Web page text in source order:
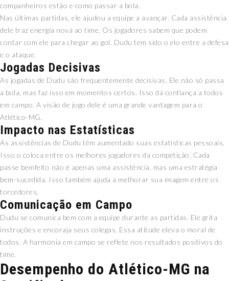
companheiros estão e como passar a bola.
Nas últimas partidas, ele ajudou a equipe a avançar. Cada assistência
dele traz energia nova ao time. Os jogadores sabem que podem
contar com ele para chegar ao gol. Dudu tem sido o elo entre a defesa
e o ataque.
Jogadas Decisivas
As jogadas de Dudu são frequentemente decisivas. Ele não só passa
a bola, mas faz isso em momentos certos. Isso dá confiança a todos
em campo. A visão de jogo dele é uma grande vantagem para o
Atlético-MG.
Impacto nas Estatísticas
As assistências de Dudu têm aumentado suas estatísticas pessoais.
Isso o coloca entre os melhores jogadores da competição. Cada
passe bemfeito não é apenas uma assistência, mas uma estratégia
bem-sucedida. Isso também ajuda a melhorar sua imagem entre os
torcedores.
Comunicação em Campo
Dudu se comunica bem com a equipe durante as partidas. Ele grita
instruções e encoraja seus colegas. Essa atitude eleva o moral de
todos. A harmonia em campo se reflete nos resultados positivos do
time.
Desempenho do Atlético-MG na